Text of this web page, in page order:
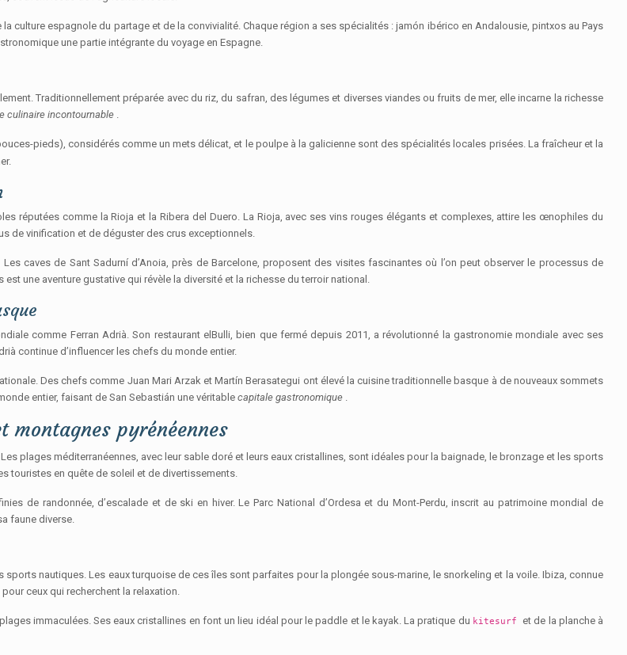
culture espagnole du partage et de la convivialité. Chaque région a ses spécialités : jamón ibérico en Andalousie, pintxos au Pays
une partie intégrante du voyage en Espagne.
Traditionnellement préparée avec du riz, du safran, des légumes et diverses viandes ou fruits de mer, elle incarne la richesse
culinaire incontournable .
pieds), considérés comme un mets délicat, et le poulpe à la galicienne sont des spécialités locales prisées. La fraîcheur et la
réputées comme la Rioja et la Ribera del Duero. La Rioja, avec ses vins rouges élégants et complexes, attire les œnophiles du
de vinification et de déguster des crus exceptionnels.
caves de Sant Sadurní d’Anoia, près de Barcelone, proposent des visites fascinantes où l’on peut observer le processus de
une aventure gustative qui révèle la diversité et la richesse du terroir national.
comme Ferran Adrià. Son restaurant elBulli, bien que fermé depuis 2011, a révolutionné la gastronomie mondiale avec ses
continue d’influencer les chefs du monde entier.
Des chefs comme Juan Mari Arzak et Martín Berasategui ont élevé la cuisine traditionnelle basque à de nouveaux sommets
entier, faisant de San Sebastián une véritable capitale gastronomique .
pyrénéennes
plages méditerranéennes, avec leur sable doré et leurs eaux cristallines, sont idéales pour la baignade, le bronzage et les sports
touristes en quête de soleil et de divertissements.
de randonnée, d’escalade et de ski en hiver. Le Parc National d’Ordesa et du Mont-Perdu, inscrit au patrimoine mondial de
faune diverse.
nautiques. Les eaux turquoise de ces îles sont parfaites pour la plongée sous-marine, le snorkeling et la voile. Ibiza, connue
ceux qui recherchent la relaxation.
immaculées. Ses eaux cristallines en font un lieu idéal pour le paddle et le kayak. La pratique du kitesurf et de la planche à